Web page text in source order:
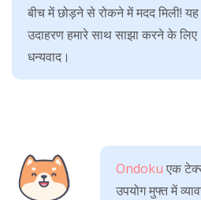
बीच में छोड़ने से रोकने में मदद मिली! यह
उदाहरण हमारे साथ साझा करने के लिए
धन्यवाद।
Ondoku एक
उपयोग मुफ्त में